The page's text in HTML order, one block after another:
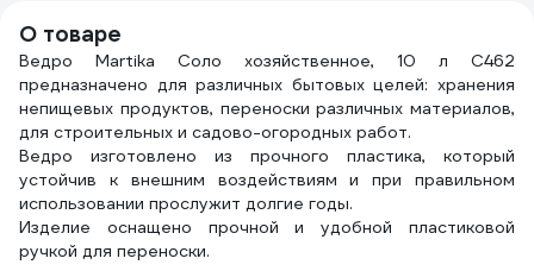
О товаре
Ведро Martika Соло хозяйственное, 10 л С462
предназначено для различных бытовых целей: хранения
непищевых продуктов, переноски различных материалов,
для строительных и садово-огородных работ.
Ведро изготовлено из прочного пластика, который
устойчив к внешним воздействиям и при правильном
использовании прослужит долгие годы.
Изделие оснащено прочной и удобной пластиковой
ручкой для переноски.